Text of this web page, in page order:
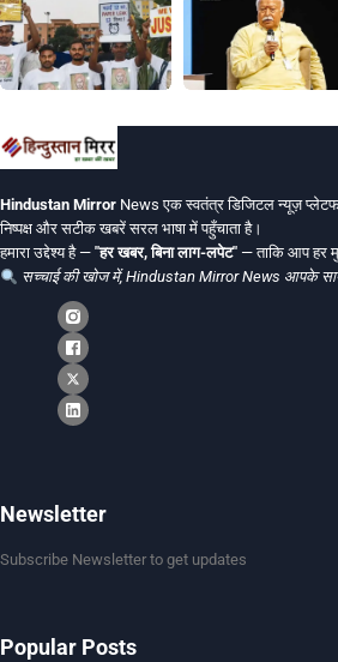
Hindustan Mirror News एक स्वतंत्र डिजिटल न्यूज़
निष्पक्ष और सटीक खबरें सरल भाषा में पहुँचाता है।
हमारा उद्देश्य है — "हर खबर, बिना लाग-लपेट" — ताकि आप हर
सच्चाई की खोज में, Hindustan Mirror News आपके
Newsletter
Subscribe Newsletter to get updates
Popular Posts